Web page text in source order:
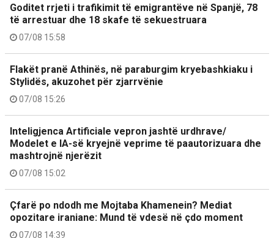
Goditet rrjeti i trafikimit të emigrantëve në Spanjë, 78
të arrestuar dhe 18 skafe të sekuestruara
07/08 15:58
Flakët pranë Athinës, në paraburgim kryebashkiaku i
Stylidës, akuzohet për zjarrvënie
07/08 15:26
Inteligjenca Artificiale vepron jashtë urdhrave/
Modelet e IA-së kryejnë veprime të paautorizuara dhe
mashtrojnë njerëzit
07/08 15:02
Çfarë po ndodh me Mojtaba Khamenein? Mediat
opozitare iraniane: Mund të vdesë në çdo moment
07/08 14:39